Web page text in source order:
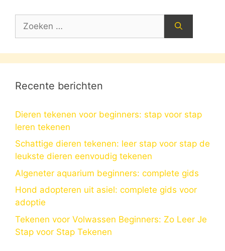
naar:
Recente berichten
Dieren tekenen voor beginners: stap voor stap
leren tekenen
Schattige dieren tekenen: leer stap voor stap de
leukste dieren eenvoudig tekenen
Algeneter aquarium beginners: complete gids
Hond adopteren uit asiel: complete gids voor
adoptie
Tekenen voor Volwassen Beginners: Zo Leer Je
Stap voor Stap Tekenen